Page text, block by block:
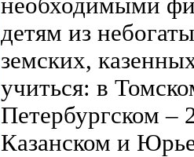
необходимыми
детям из
земских,
учиться: в
Петербургском –
Казанском и